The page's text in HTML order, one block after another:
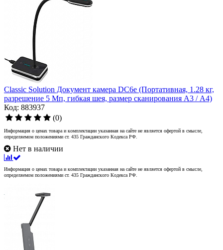
Classic Solution Документ камера DC6e (Портативная, 1.28 кг,
разрешение 5 Мп, гибкая шея, размер сканирования А3 / А4)
Код: 883937
(0)
Информация о ценах товара и комплектации указанная на сайте не является офертой в смысле,
определяемом положениями ст. 435 Гражданского Кодекса РФ.
Нет в наличии
Информация о ценах товара и комплектации указанная на сайте не является офертой в смысле,
определяемом положениями ст. 435 Гражданского Кодекса РФ.